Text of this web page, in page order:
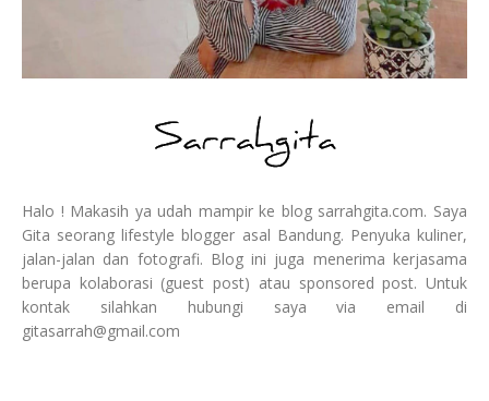
Halo ! Makasih ya udah mampir ke blog sarrahgita.com. Saya
Gita seorang lifestyle blogger asal Bandung. Penyuka kuliner,
jalan-jalan dan fotografi. Blog ini juga menerima kerjasama
berupa kolaborasi (guest post) atau sponsored post. Untuk
kontak silahkan hubungi saya via email di
gitasarrah@gmail.com